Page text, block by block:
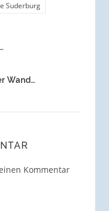
Suderburg
Wand…
Kommentar